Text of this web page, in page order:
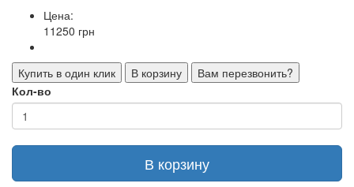
Цена:
11250 грн
Купить в один клик В корзину
Вам перезвонить?
Кол-во
В корзину